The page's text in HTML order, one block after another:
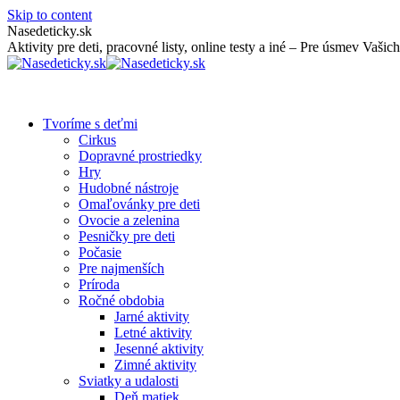
Skip to content
Nasedeticky.sk
Aktivity pre deti, pracovné listy, online testy a iné – Pre úsmev
Tvoríme s deťmi
Cirkus
Dopravné prostriedky
Hry
Hudobné nástroje
Omaľovánky pre deti
Ovocie a zelenina
Pesničky pre deti
Počasie
Pre najmenších
Príroda
Ročné obdobia
Jarné aktivity
Letné aktivity
Jesenné aktivity
Zimné aktivity
Sviatky a udalosti
Deň matiek